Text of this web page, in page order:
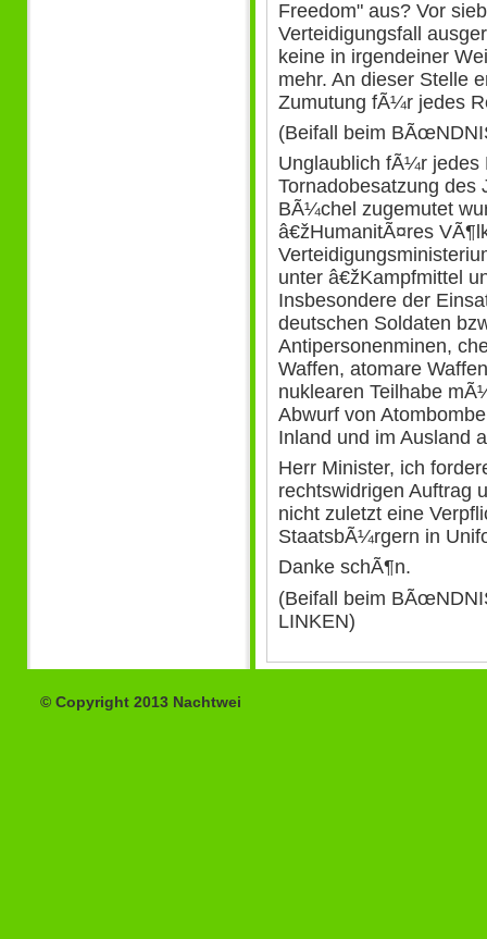
Freedom" aus? Vor
Verteidigungsfall
keine in irgendeiner
mehr. An dieser Stelle
Zumutung fÃ¼r jedes
(Beifall beim
Unglaublich fÃ¼r jedes
Tornadobesatzung des
BÃ¼chel zugemutet
â€žHumanitÃ¤res
unter â€žKampfmittel
Insbesondere der
deutschen Soldaten
Antipersonenminen,
Waffen, atomare
nuklearen Teilhabe
Abwurf von
Inland und im Ausland
Herr Minister, ich
rechtswidrigen Auftrag
nicht zuletzt eine
StaatsbÃ¼rgern in
Danke schÃ¶n.
(Beifall beim
LINKEN)
© Copyright 2013 Nachtwei